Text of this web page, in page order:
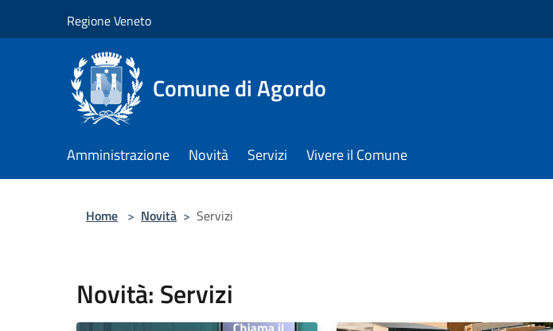
Regione Veneto
Comune di Agordo
Amministrazione Novità Servizi Vivere il Comune
Home > Novità > Servizi
Novità: Servizi